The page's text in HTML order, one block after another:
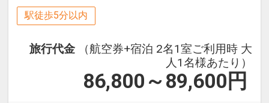
駅徒歩5分以内
旅行代金
（航空券+宿泊 2名1室ご利用時 大
人1名様あたり）
86,800～89,600 円